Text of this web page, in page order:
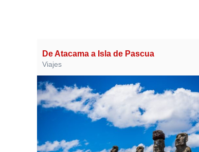
De Atacama a Isla de Pascua
Viajes